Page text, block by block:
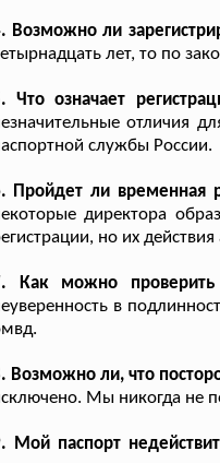
Возможно ли
лет, то по
Что означает
отличия
службы России.
Пройдет ли временная
директора
но их
Как можно проверить
в
Возможно ли, что
Мы никогда не
Мой паспорт